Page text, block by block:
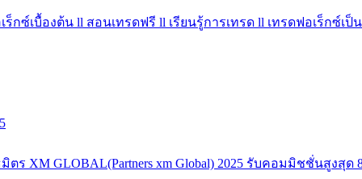
เร็กซ์เบื้องต้น ll สอนเทรดฟรี ll เรียนรู้การเทรด ll เทรดฟอเร็กซ์เป็
XM GLOBAL(Partners xm Global) 2025 รับคอมมิชชั่นสูงสุด